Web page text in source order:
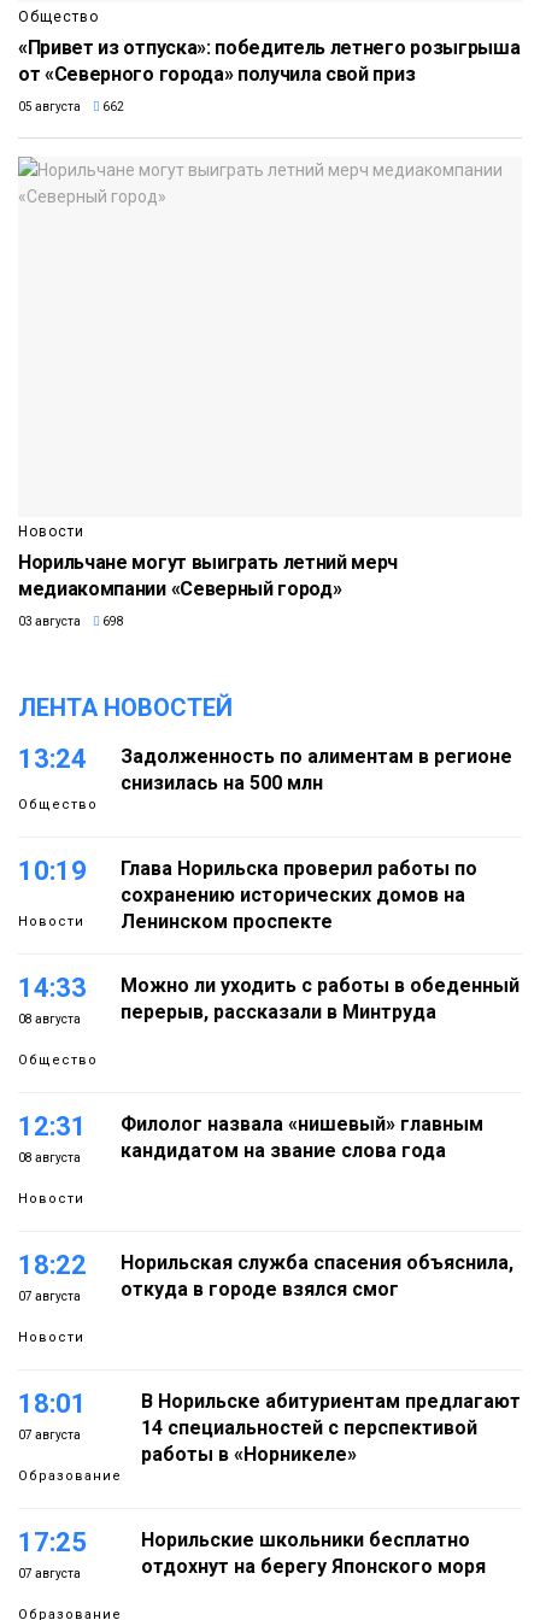
Общество
«Привет из отпуска»: победитель летнего розыгрыша
от «Северного города» получила свой приз
05 августа 662
Новости
Норильчане могут выиграть летний мерч
медиакомпании «Северный город»
03 августа 698
ЛЕНТА НОВОСТЕЙ
13:24
Общество
Задолженность по алиментам в регионе
снизилась на 500 млн
10:19
Новости
Глава Норильска проверил работы по
сохранению исторических домов на
Ленинском проспекте
14:33
08 августа
Общество
Можно ли уходить с работы в обеденный
перерыв, рассказали в Минтруда
12:31
08 августа
Новости
Филолог назвала «нишевый» главным
кандидатом на звание слова года
18:22
07 августа
Новости
Норильская служба спасения объяснила,
откуда в городе взялся смог
18:01
07 августа
Образование
В Норильске абитуриентам предлагают
14 специальностей с перспективой
работы в «Норникеле»
17:25
07 августа
Образование
Норильские школьники бесплатно
отдохнут на берегу Японского моря